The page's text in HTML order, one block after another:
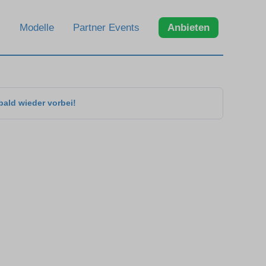
Modelle Partner Events Anbieten
wieder vorbei!